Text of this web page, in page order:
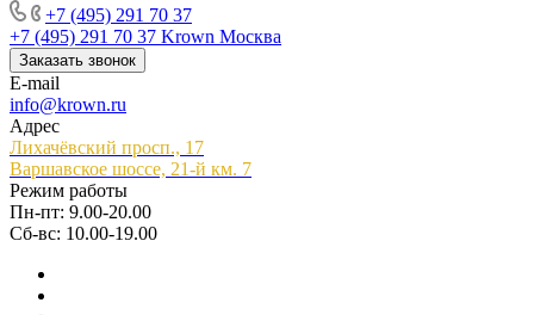
+7 (495) 291 70 37
+7 (495) 291 70 37 Krown Москва
Заказать звонок
E-mail
info@krown.ru
Адрес
Лихачёвский просп., 17
Варшавское шоссе, 21-й км. 7
Режим работы
Пн-пт: 9.00-20.00
Сб-вс: 10.00-19.00